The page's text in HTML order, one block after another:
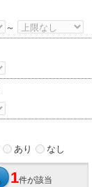
～
あり なし
1件が該当